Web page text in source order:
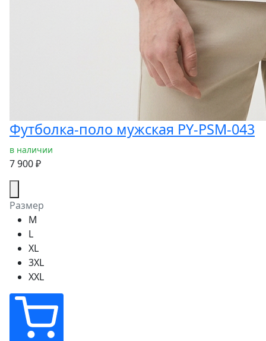
Футболка-поло мужская PY-PSM-043
в наличии
7 900 ₽
Размер
M
L
XL
3XL
XXL